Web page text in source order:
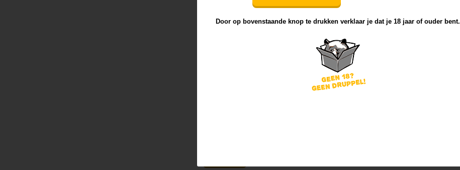
Mijn review bij dit bier
Door op bovenstaande knop te drukken verklaar je dat je 18 jaar of ouder bent.